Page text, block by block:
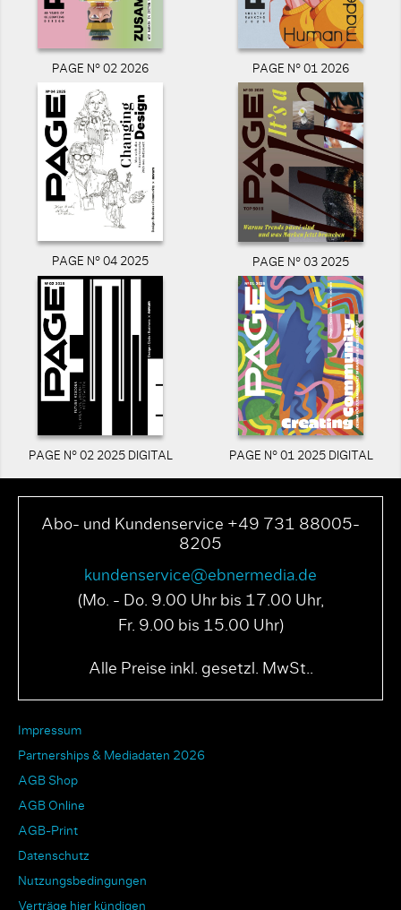
PAGE N° 02 2026 PAGE N° 01 2026
PAGE N° 04 2025 PAGE N° 03 2025
PAGE N° 02 2025 DIGITAL PAGE N° 01 2025 DIGITAL
Abo- und Kundenservice +49 731 88005-
8205
kundenservice@ebnermedia.de
(Mo. - Do. 9.00 Uhr bis 17.00 Uhr,
Fr. 9.00 bis 15.00 Uhr)
Alle Preise inkl. gesetzl. MwSt..
Impressum
Partnerships & Mediadaten 2026
AGB Shop
AGB Online
AGB-Print
Datenschutz
Nutzungsbedingungen
Verträge hier kündigen